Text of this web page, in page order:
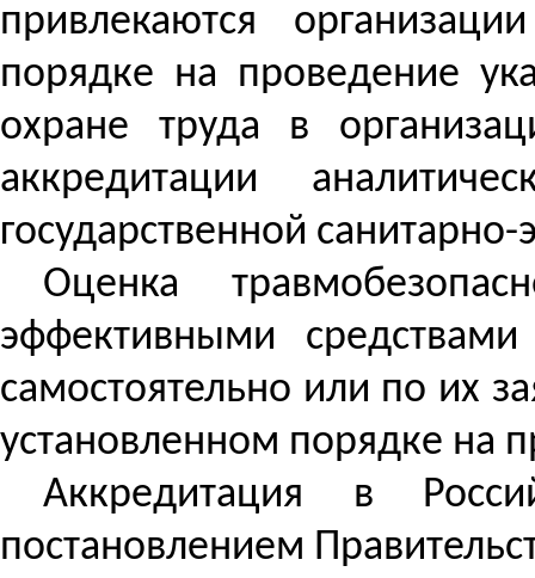
привлекаются
порядке на проведение
охране труда в
аккредитации
государственной
Оценка
эффективными
самостоятельно или по их
установленном порядке на
Аккредитация в
постановлением